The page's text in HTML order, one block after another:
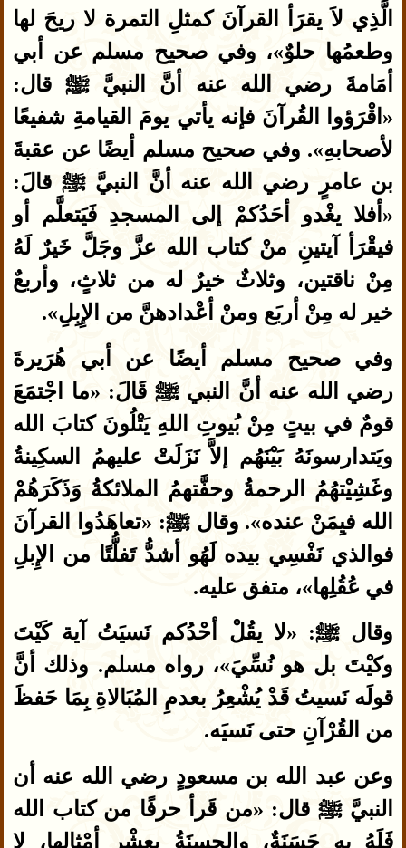
الَّذِي لاَ يقرَأ القرآنَ كمثلِ التمرة لا ريحَ لها
وطعمُها حلوٌ»، وفي صحيح مسلم عن أبي
أمَامةَ رضي الله عنه أنَّ النبيَّ ﷺ قال:
«اقْرَؤوا القُرآنَ فإنه يأتي يومَ القيامةِ شفيعًا
لأصحابهِ». وفي صحيح مسلم أيضًا عن عقبةَ
بن عامرٍ رضي الله عنه أنَّ النبيَّ ﷺ قالَ:
«أفلا يغْدو أحَدُكمْ إلى المسجدِ فَيَتعلَّم أو
فيقْرَأ آيتينِ منْ كتاب الله عزَّ وجَلَّ خَيرٌ لَهُ
مِنْ ناقتين، وثلاثٌ خيرٌ له من ثلاثٍ، وأربعٌ
خير له مِنْ أربَع ومنْ أعْدادهنَّ من الإِبِلِ».
وفي صحيح مسلم أيضًا عن أبي هُرَيرةَ
رضي الله عنه أنَّ النبي ﷺ قَالَ: «ما اجْتمَعَ
قومٌ في بيتٍ مِنْ بُيوتِ اللهِ يَتْلُونَ كتابَ الله
ويَتدارسونَهُ بَيْنَهُم إلاَّ نَزَلَتْ عليهمُ السكِينةُ
وغَشِيْتهُمُ الرحمةُ وحفَّتهمُ الملائكةُ وَذَكَرَهُمْ
الله فيِمَنْ عنده». وقال ﷺ: «تعاهَدُوا القرآنَ
فوالذي نَفْسِي بيده لَهُو أشدُّ تَفلُّتًا من الإِبلِ
في عُقُلِها»، متفق عليه.
وقال ﷺ: «لا يقُلْ أحْدُكم نَسيَتُ آية كَيْتَ
وكيْتَ بل هو نُسِّيَ»، رواه مسلم. وذلك أنَّ
قولَه نَسيتُ قَدْ يُشْعِرُ بعدمِ المُبَالاةِ بِمَا حَفظَ
من القُرْآنِ حتى نَسيَه.
وعن عبد الله بن مسعودٍ رضي الله عنه أن
النبيَّ ﷺ قال: «من قَرأ حرفًا من كتاب الله
فَلَهُ به حَسَنَةٌ، والحسنَةُ بعشْر أمْثالها، لا